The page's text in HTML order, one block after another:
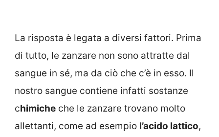
La risposta è legata a diversi fattori. Prima
di tutto, le zanzare non sono attratte dal
sangue in sé, ma da ciò che c’è in esso. Il
nostro sangue contiene infatti sostanze
chimiche che le zanzare trovano molto
allettanti, come ad esempio l’acido lattico,